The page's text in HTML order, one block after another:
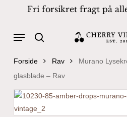
content
Fri forsikret fragt på
Productssearch
Menu
Forside Rav
Murano
glasblade – Rav